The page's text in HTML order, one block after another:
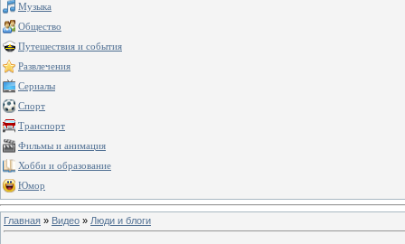
Музыка
Общество
Путешествия и события
Развлечения
Сериалы
Спорт
Транспорт
Фильмы и анимация
Хобби и образование
Юмор
Главная » Видео » Люди и блоги